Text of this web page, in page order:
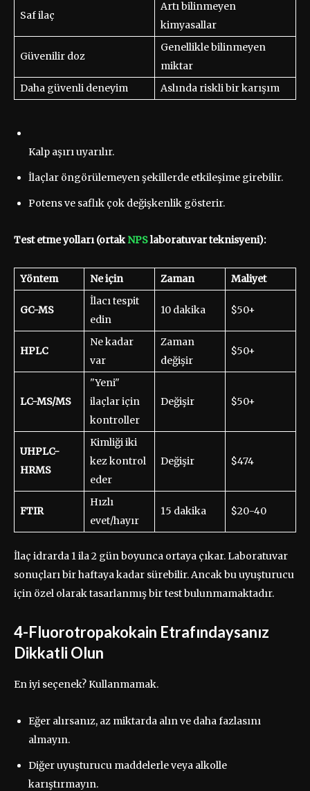
Saf ilaç
Artı bilinmeyen
kimyasallar
Güvenilir doz
Genellikle bilinmeyen
miktar
Daha güvenli deneyim
Aslında riskli bir karışım
Kalp aşırı uyarılır.
İlaçlar öngörülemeyen şekillerde etkileşime girebilir.
Potens ve saflık çok değişkenlik gösterir.
Test etme yolları (ortak NPSlaboratuvar teknisyeni):
Yöntem Ne için Zaman Maliyet
GC-MS
İlacı tespit
edin
10 dakika $50+
HPLC
Ne kadar
var
Zaman
değişir
$50+
LC-MS/MS
"Yeni"
ilaçlar için
kontroller
Değişir $50+
UHPLC-
HRMS
Kimliği iki
kez kontrol
eder
Değişir $474
FTIR
Hızlı
evet/hayır
15 dakika $20-40
İlaç idrarda 1 ila 2 gün boyunca ortaya çıkar. Laboratuvar
sonuçları bir haftaya kadar sürebilir. Ancak bu uyuşturucu
için özel olarak tasarlanmış bir test bulunmamaktadır.
4-Fluorotropakokain Etrafındaysanız
Dikkatli Olun
En iyi seçenek? Kullanmamak.
Eğer alırsanız, az miktarda alın ve daha fazlasını
almayın.
Diğer uyuşturucu maddelerle veya alkolle
karıştırmayın.